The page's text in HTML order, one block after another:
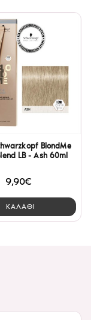
BlondMe
LB - Ash 60ml
9,90€
ΚΑΛΑΘΙ